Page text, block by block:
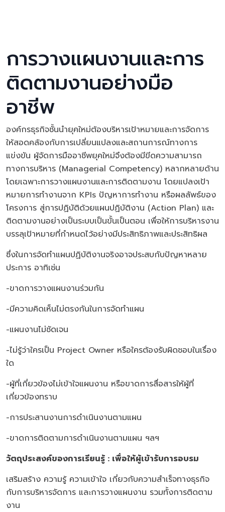
การวางแผนงานและการ
ติดตามงานอย่างมือ
อาชีพ
องค์กรธุรกิจชั้นนำยุคใหม่ต้องบริหารเป้าหมายและการจัดการ
ให้สอดคล้องกับการเปลี่ยนแปลงและสถานการณ์ทางการ
แข่งขัน ผู้จัดการมืออาชีพยุคใหม่จึงต้องมีขีดความสามารถ
ทางการบริหาร (Managerial Competency) หลากหลายด้าน
โดยเฉพาะการวางแผนงานและการติดตามงาน โดยแปลงเป้า
หมายการทำงานจาก KPIs ปัญหาการทำงาน หรือผลลัพธ์ของ
โครงการ สู่การปฏิบัติด้วยแผนปฏิบัติงาน (Action Plan) และ
ติดตามงานอย่างเป็นระบบเป็นขั้นเป็นตอน เพื่อให้การบริหารงาน
บรรลุเป้าหมายที่กำหนดไว้อย่างมีประสิทธิภาพและประสิทธิผล
ซึ่งในการจัดทำแผนปฏิบัติงานจริงอาจประสบกับปัญหาหลาย
ประการ อาทิเช่น
-ขาดการวางแผนงานร่วมกัน
-มีความคิดเห็นไม่ตรงกันในการจัดทำแผน
-แผนงานไม่ชัดเจน
-ไม่รู้ว่าใครเป็น Project Owner หรือใครต้องรับผิดชอบในเรื่อง
ใด
-ผู้ที่เกี่ยวข้องไม่เข้าใจแผนงาน หรือขาดการสื่อสารให้ผู้ที่
เกี่ยวข้องทราบ
-การประสานงานการดำเนินงานตามแผน
-ขาดการติดตามการดำเนินงานตามแผน ฯลฯ
วัตถุประสงค์ของการเรียนรู้ : เพื่อให้ผู้เข้ารับการอบรม
เสริมสร้าง ความรู้ ความเข้าใจ เกี่ยวกับความสำเร็จทางธุรกิจ
กับการบริหารจัดการ และการวางแผนงาน รวมทั้งการติดตาม
งาน